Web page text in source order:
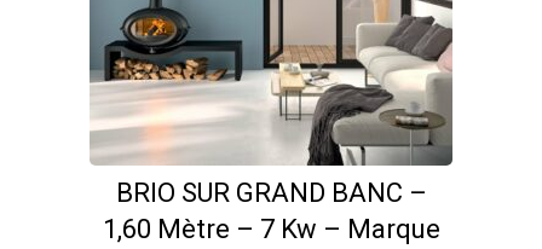
BRIO SUR GRAND BANC –
1,60 Mètre – 7 Kw – Marque